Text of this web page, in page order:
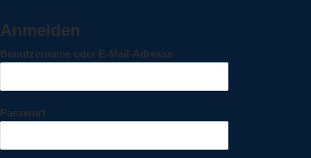
Anmelden
Benutzername oder E-Mail-Adresse
Passwort